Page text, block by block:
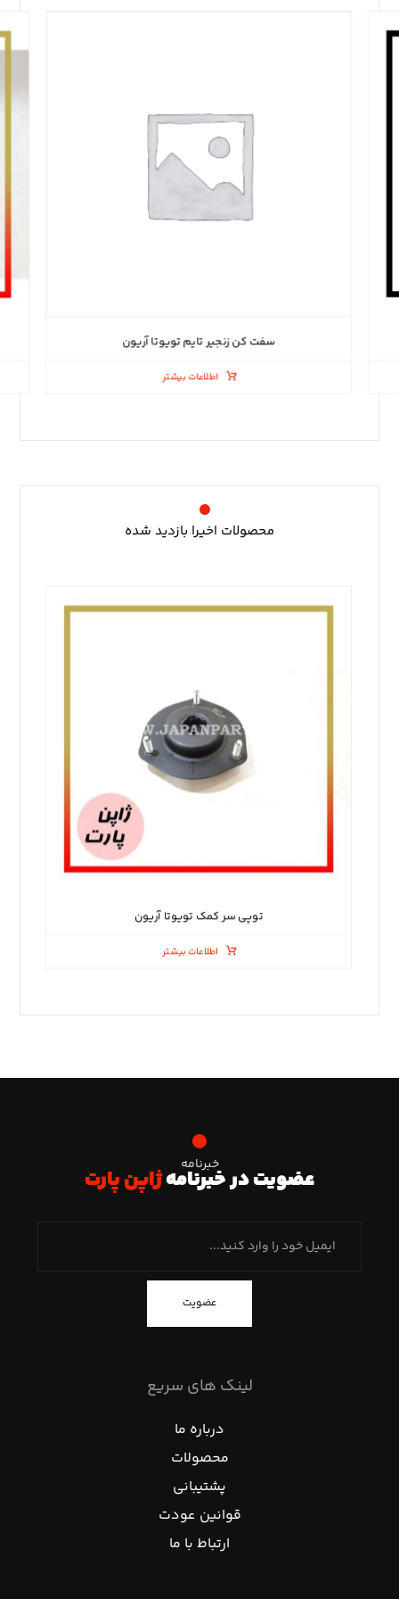
سفت کن زنجیر تایم تویوتا آریون
اطلاعات بیشتر
محصولات اخیرا بازدید شده
توپی سر کمک تویوتا آریون
اطلاعات بیشتر
خبرنامه
عضویت در خبرنامهژاپن پارت
عضویت
لینک های سریع
درباره ما
محصولات
پشتیبانی
قوانین عودت
ارتباط با ما